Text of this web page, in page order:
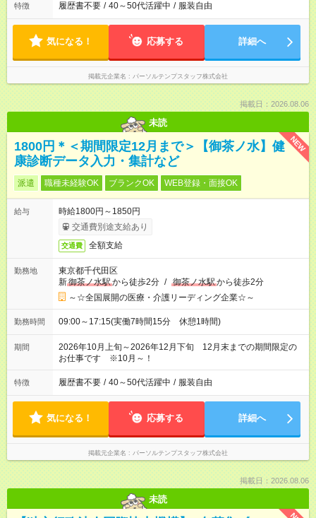
特徴 履歴書不要 / 40～50代活躍中 / 服装自由
気になる！ 応募する 詳細へ
掲載元企業名 パーソルテンプスタッフ株式会社
掲載日：2026.08.06
未読
NEW
1800円＊＜期間限定12月まで＞【御茶ノ水】健
康診断データ入力・集計など
派遣 職種未経験OK ブランクOK WEB登録・面接OK
給与
時給1800円～1850円
交通費別途支給あり
交通費 全額支給
勤務地
東京都千代田区
新御茶ノ水駅から徒歩2分 / 御茶ノ水駅から徒歩2分
～☆全国展開の医療・介護リーディング企業☆～
勤務時間 09:00～17:15(実働7時間15分 休憩1時間)
期間
2026年10月上旬～2026年12月下旬 12月末までの期間限定の
お仕事です ※10月～！
特徴 履歴書不要 / 40～50代活躍中 / 服装自由
気になる！ 応募する 詳細へ
掲載元企業名 パーソルテンプスタッフ株式会社
掲載日：2026.08.06
未読